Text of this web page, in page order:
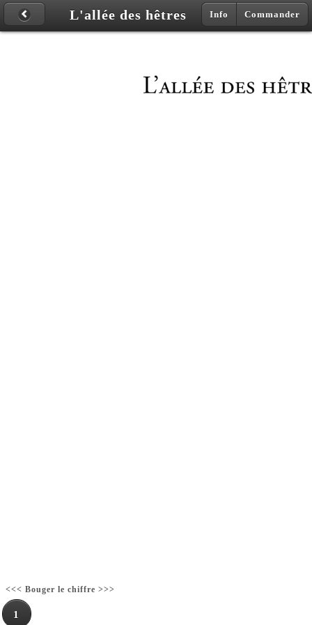
L'allée des hêtres Info Commander
<<< Bouger le chiffre >>>
1